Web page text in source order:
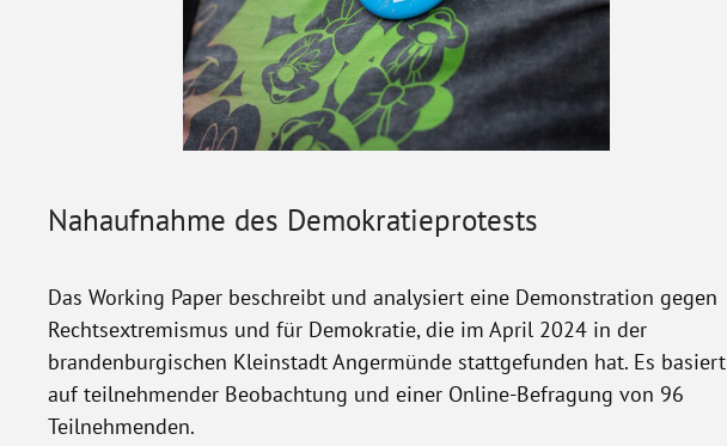
Nahaufnahme des Demokratieprotests
Das Working Paper beschreibt und analysiert eine Demonstration gegen
Rechtsextremismus und für Demokratie, die im April 2024 in der
brandenburgischen Kleinstadt Angermünde stattgefunden hat. Es basiert
auf teilnehmender Beobachtung und einer Online-Befragung von 96
Teilnehmenden.